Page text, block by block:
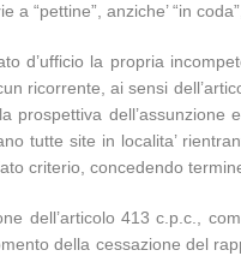
“pettine”, anziche’ “in
d’ufficio la propria
ricorrente, ai sensi
tutte site in localita’
criterio, concedendo
dell’articolo 413 c.p.c.,
della cessazione del